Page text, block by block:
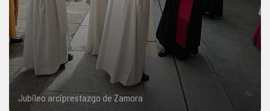
Jubileo arciprestazgo de Zamora